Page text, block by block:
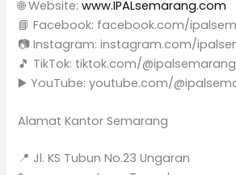
🌐 Website:www.IPALsemarang.com
📘 Facebook: facebook.com/
📷 Instagram: instagram.com/
🎵 TikTok: tiktok.com/@ipalsemarang
▶️ YouTube: youtube.com/
Alamat Kantor Semarang
📍 Jl. KS Tubun No.23 Ungaran